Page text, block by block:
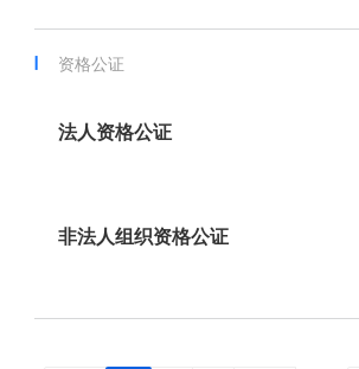
资格公证
法人资格公证
非法人组织资格公证